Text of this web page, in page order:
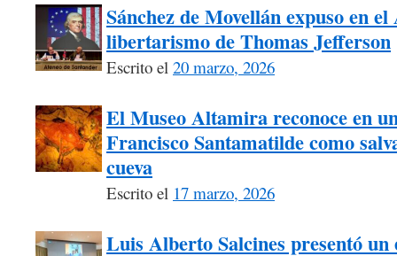
Sánchez de Movellán expuso en
libertarismo de Thomas Jefferson
Escrito el 20 marzo, 2026
El Museo Altamira reconoce en
Francisco Santamatilde como
cueva
Escrito el 17 marzo, 2026
Luis Alberto Salcines presentó